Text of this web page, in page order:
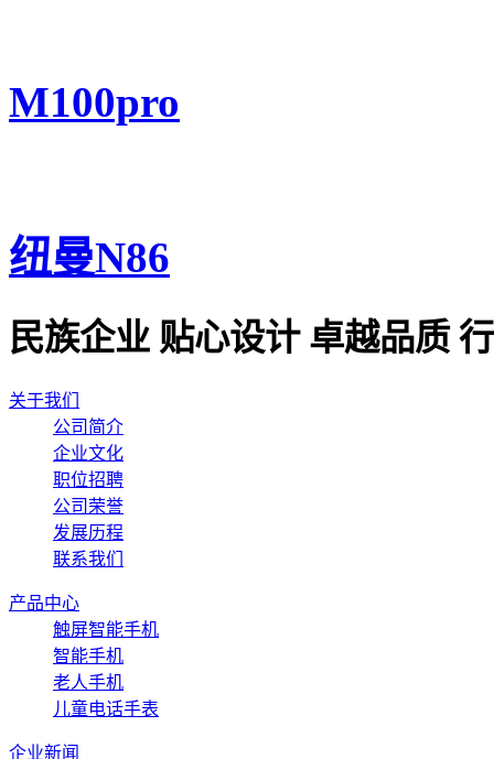
M100pro
纽曼N86
民族企业 贴心设计 卓越品质
关于我们
公司简介
企业文化
职位招聘
公司荣誉
发展历程
联系我们
产品中心
触屏智能手机
智能手机
老人手机
儿童电话手表
企业新闻